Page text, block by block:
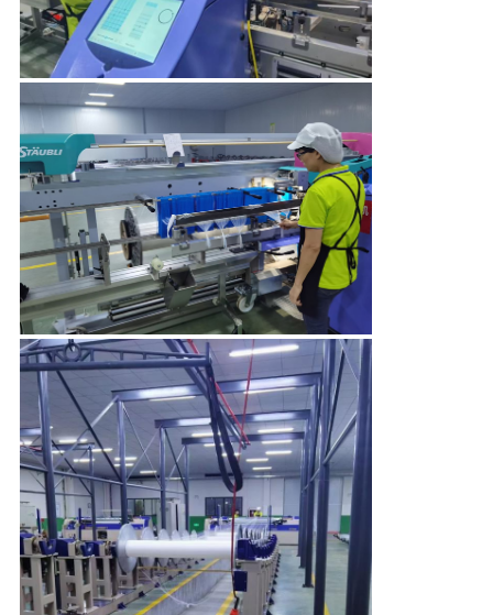
AKTUALNOŚCI
PRZYPADKI
COMPANY
NEWS
SITEMAP
PRIVACY
POLICY